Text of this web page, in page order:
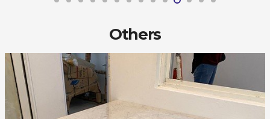
Others